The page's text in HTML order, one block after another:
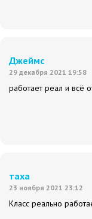
Джеймс
29 декабря 2021 19:58
работает реал и всё
таха
23 ноября 2021 23:12
Класс реально